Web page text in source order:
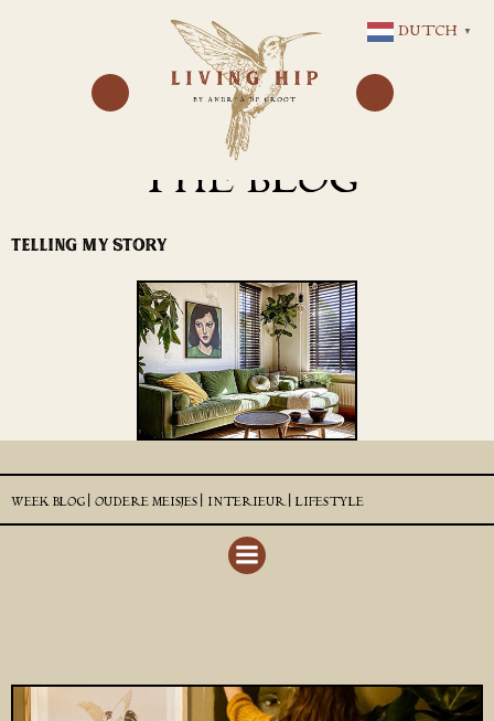
NAAR
DE
INHOUD
THE BLOG
TELLING MY STORY
WEEK BLOG | OUDERE MEISJES | INTERIEUR | LIFESTYLE
DUTCH ▼